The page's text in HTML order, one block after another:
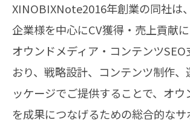
XINOBIXNote2016年創業の同社は
企業様を中心にCV獲得・売上貢献
オウンドメディア・コンテンツSEO
おり、戦略設計、コンテンツ制作、
ッケージでご提供することで、オウ
を成果につなげるための総合的な